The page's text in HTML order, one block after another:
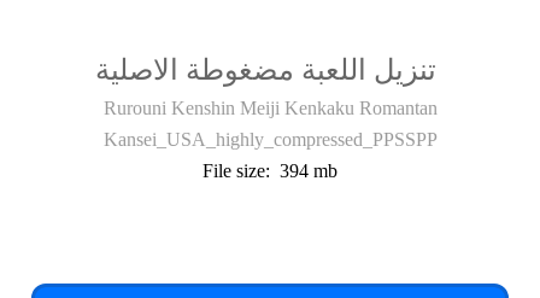
تنزيل اللعبة مضغوطة الاصلية
Rurouni Kenshin Meiji Kenkaku Romantan
Kansei_USA_highly_compressed_PPSSPP
File size: 394 mb